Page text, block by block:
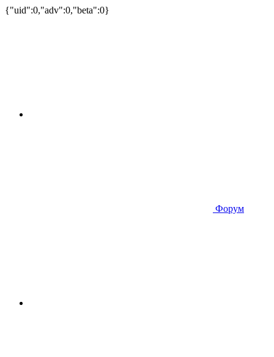
{"uid":0,"adv":0,"beta":0}
Форум